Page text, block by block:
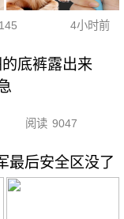
4小时前
底裤露出来
阅读 9047
最后安全区没了